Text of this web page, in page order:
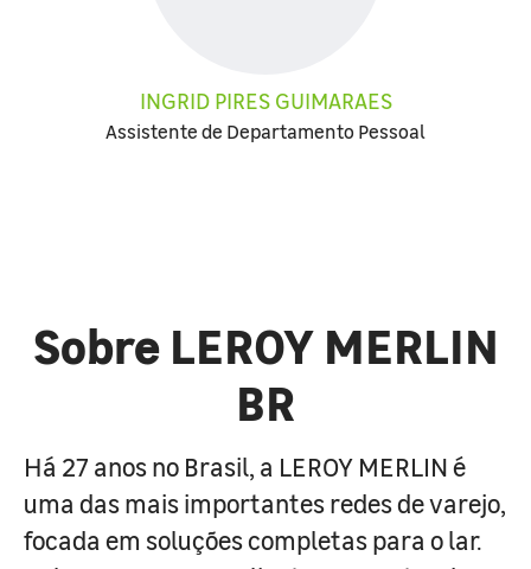
INGRID PIRES GUIMARAES
Assistente de Departamento Pessoal
Sobre LEROY MERLIN
BR
Há 27 anos no Brasil, a LEROY MERLIN é
uma das mais importantes redes de varejo,
focada em soluções completas para o lar.